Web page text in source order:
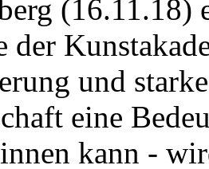
(16.11.18)
der
und
eine
kann -